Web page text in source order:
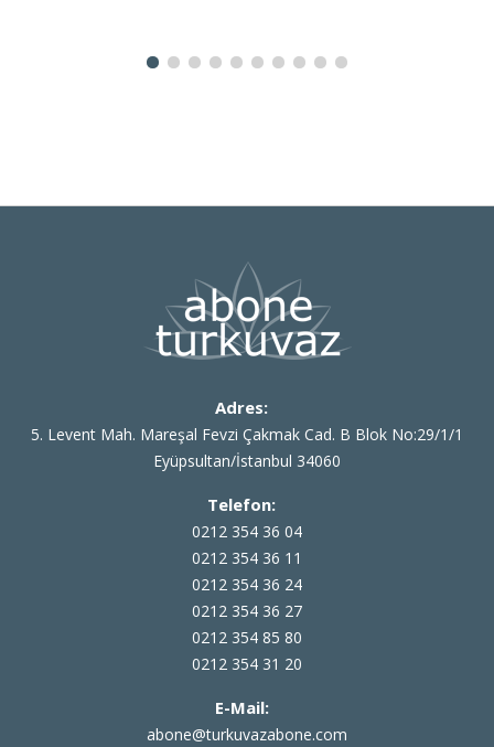
Adres:
5. Levent Mah. Mareşal Fevzi Çakmak Cad. B Blok No:29/1/1
Eyüpsultan/İstanbul 34060
Telefon:
0212 354 36 04
0212 354 36 11
0212 354 36 24
0212 354 36 27
0212 354 85 80
0212 354 31 20
E-Mail:
abone@turkuvazabone.com